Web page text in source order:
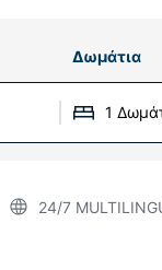
Δωμάτια
1
24/7